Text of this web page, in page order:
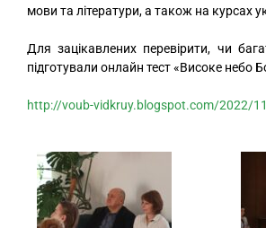
мови та літератури, а також на курсах
Для зацікавлених перевірити, чи
підготували онлайн тест «Високе
http://voub-vidkruy.blogspot.com/2022/